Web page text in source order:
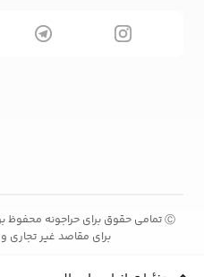
Ⓒتمامی حقوق برای حراجونه محفوظ
برای مقاصد غیر تجاری